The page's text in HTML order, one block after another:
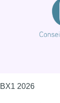
BX1 2026